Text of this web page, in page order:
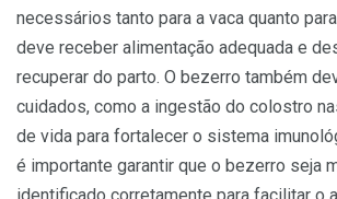
necessários tanto para a vaca quanto
deve receber alimentação adequada e
recuperar do parto. O bezerro também
cuidados, como a ingestão do colostro
de vida para fortalecer o sistema
é importante garantir que o bezerro seja
identificado corretamente para facilitar o